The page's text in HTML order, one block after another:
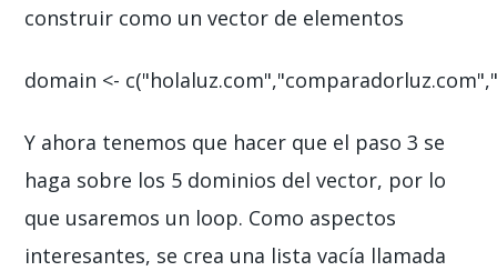
construir como un vector de elementos
domain <-
Y ahora tenemos que hacer que el paso 3 se
haga sobre los 5 dominios del vector, por lo
que usaremos un loop. Como aspectos
interesantes, se crea una lista vacía llamada